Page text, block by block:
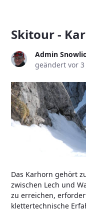
Skitour -
Admin
geändert vor 3
Das Karhorn gehört
zwischen Lech und
zu erreichen,
klettertechnische